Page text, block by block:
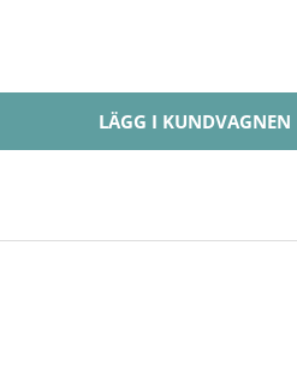
LÄGG I KUNDVAGNEN